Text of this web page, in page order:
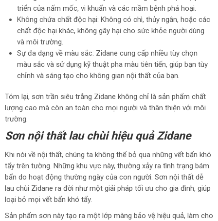
triển của nấm mốc, vi khuẩn và các mầm bệnh phá hoại.
Không chứa chất độc hại: Không có chì, thủy ngân, hoặc các
chất độc hại khác, không gây hại cho sức khỏe người dùng
và môi trường.
Sự đa dạng về màu sắc: Zidane cung cấp nhiều tùy chọn
màu sắc và sử dụng kỹ thuật pha màu tiên tiến, giúp bạn tùy
chỉnh và sáng tạo cho không gian nội thất của bạn.
Tóm lại, sơn trần siêu trắng Zidane không chỉ là sản phẩm chất
lượng cao mà còn an toàn cho mọi người và thân thiện với môi
trường.
Sơn nội thất lau chùi hiệu quả Zidane
Khi nói về nội thất, chúng ta không thể bỏ qua những vết bẩn khó
tẩy trên tường. Những khu vực này, thường xảy ra tình trạng bám
bẩn do hoạt động thường ngày của con người. Sơn nội thất dễ
lau chùi Zidane ra đời như một giải pháp tối ưu cho gia đình, giúp
loại bỏ mọi vết bẩn khó tẩy.
Sản phẩm sơn này tạo ra một lớp màng bảo vệ hiệu quả, làm cho